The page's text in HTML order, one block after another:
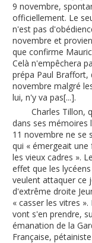
9 novembre,
officiellement. Le
n'est pas
novembre et
que confirme
Celà n'empêchera
prépa Paul Braffort,
novembre malgré
lui, n'y va pas[...].
Charles Tillon,
dans ses mémoires
11 novembre ne se
qui « émergeait
les vieux cadres ».
effet que les
veulent attaquer ce
d'extrême droite
« casser les vitres
vont s'en prendre,
émanation de la
Française,